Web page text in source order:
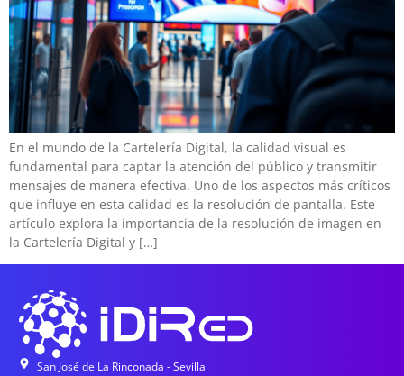
En el mundo de la Cartelería Digital, la calidad visual es
fundamental para captar la atención del público y transmitir
mensajes de manera efectiva. Uno de los aspectos más críticos
que influye en esta calidad es la resolución de pantalla. Este
artículo explora la importancia de la resolución de imagen en
la Cartelería Digital y […]
San José de La Rinconada - Sevilla